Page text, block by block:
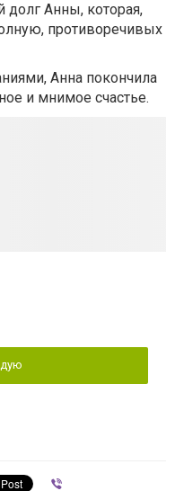
долг Анны, которая,
противоречивых
Анна покончила
и мнимое счастье.